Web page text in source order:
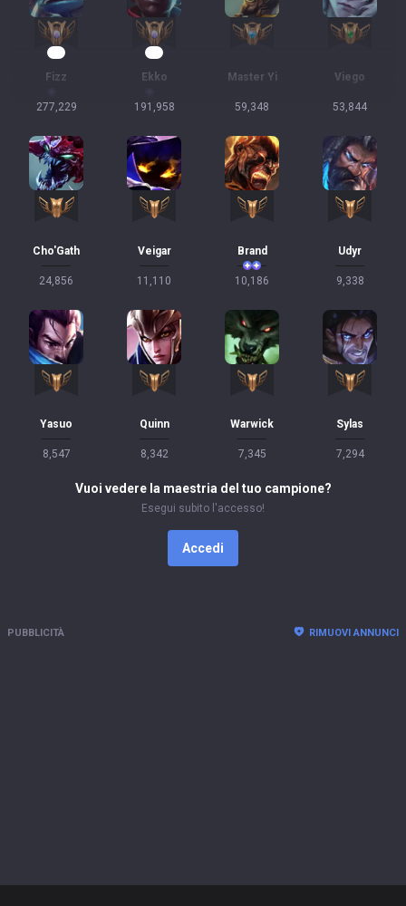
Fizz
277,229
Ekko
191,958
Master Yi
59,348
Viego
53,844
Cho'Gath
24,856
Veigar
11,110
Brand
10,186
Udyr
9,338
Yasuo
8,547
Quinn
8,342
Warwick
7,345
Sylas
7,294
Vuoi vedere la maestria del tuo campione?
Esegui subito l'accesso!
Accedi
PUBBLICITÀ RIMUOVI ANNUNCI